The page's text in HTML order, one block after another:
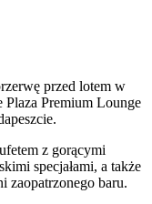
przed lotem w
Plaza Premium Lounge
z gorącymi
specjałami, a także
zaopatrzonego baru.